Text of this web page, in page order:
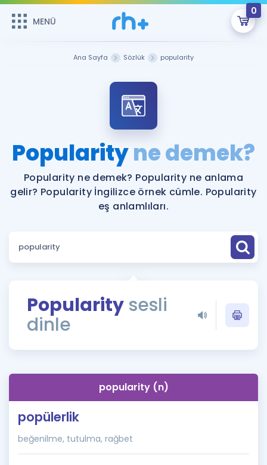
MENÜ
0
Şifremi Hatırlamıyorum
ÜYE DEĞİLİM
Sepetin Şu An Boş.
Remzi Hoca ile seni sınava hazırlayacak onlarca eğitim seni
bekliyor!
MENÜ
Katılımcı Görüşleri
Faydalı Araçlar
Sözlük
Rehberlik Aracı
ÖSYM Sınav Takvimi
İngilizce Gramer
Hakkımızda
Ana Sayfa Sözlük popularity
Popularityne demek?
Popularity ne demek? Popularity ne anlama
gelir? Popularity İngilizce örnek cümle. Popularity
eş anlamlıları.
Popularity sesli
dinle
popularity (n)
popülerlik
beğenilme, tutulma, rağbet